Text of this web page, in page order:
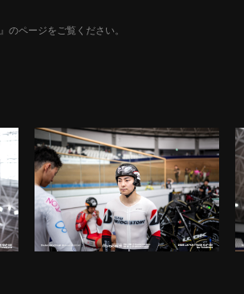
』のページをご覧ください。